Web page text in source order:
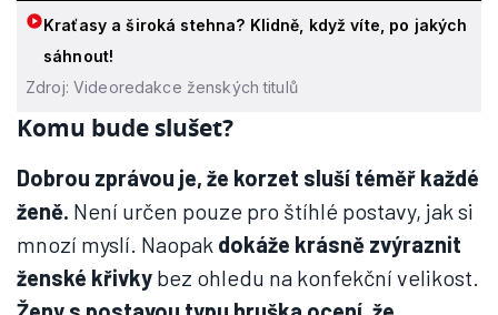
Kraťasy a široká stehna? Klidně, když víte, po jakých
sáhnout!
Zdroj: Videoredakce ženských titulů
Komu bude slušet?
Dobrou zprávou je, že korzet sluší téměř každé
ženě. Není určen pouze pro štíhlé postavy, jak si
mnozí myslí. Naopak dokáže krásně zvýraznit
ženské křivky bez ohledu na konfekční velikost.